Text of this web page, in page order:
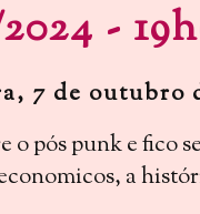
-
7 de outubro
pós punk e fico
a